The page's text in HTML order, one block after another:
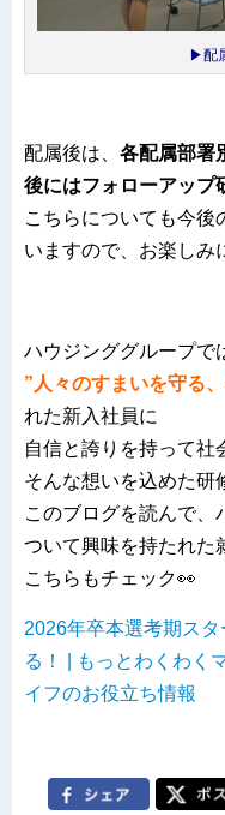
▶配
配属後は、 各配属部署
後にはフォローアップ
こちらについても今後
いますので、お楽しみ
ハウジンググループで
”人々のすまいを守る
れた新入社員に
自信と誇りを持って社
そんな想いを込めた研
このブログを読んで、
ついて興味を持たれた
こちらもチェック👀
2026年卒本選考期ス
る！ | もっとわくわく
イフのお役立ち情報